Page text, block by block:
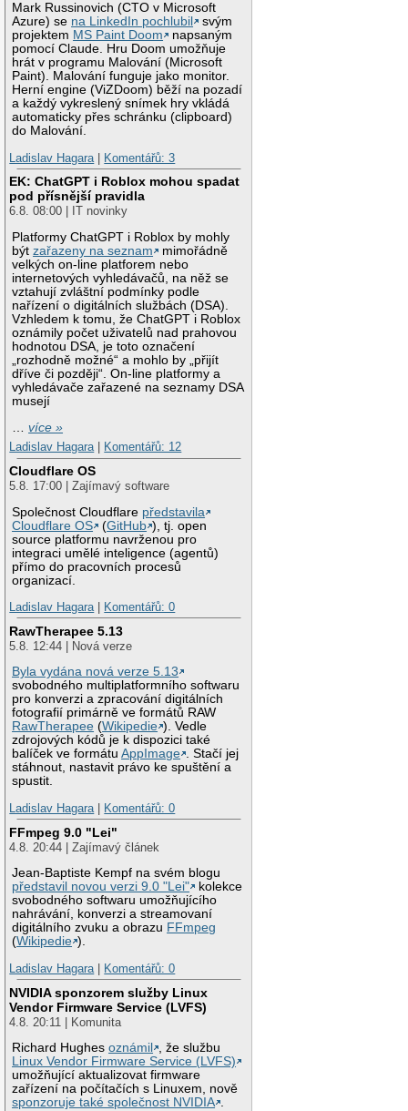
Mark Russinovich (CTO v Microsoft
Azure) se na LinkedIn pochlubil
svým
projektem MS Paint Doom
napsaným
pomocí Claude. Hru Doom umožňuje
hrát v programu Malování (Microsoft
Paint). Malování funguje jako monitor.
Herní engine (ViZDoom) běží na pozadí
a každý vykreslený snímek hry vkládá
automaticky přes schránku (clipboard)
do Malování.
Ladislav Hagara
Komentářů: 3
EK: ChatGPT i Roblox mohou spadat
pod přísnější pravidla
6.8. 08:00 | IT novinky
Platformy ChatGPT i Roblox by mohly
býtzařazeny na seznam
mimořádně
velkých on-line platforem nebo
internetových vyhledávačů, na něž se
vztahují zvláštní podmínky podle
nařízení o digitálních službách (DSA).
Vzhledem k tomu, že ChatGPT i Roblox
oznámily počet uživatelů nad prahovou
hodnotou DSA, je toto označení
„rozhodně možné“ a mohlo by „přijít
dříve či později“. On-line platformy a
vyhledávače zařazené na seznamy DSA
musejí
…více »
Ladislav Hagara| Komentářů: 12
Cloudflare OS
5.8. 17:00 | Zajímavý software
Společnost Cloudflare představila
Cloudflare OS
(GitHub ), tj. open
source platformu navrženou pro
integraci umělé inteligence (agentů)
přímo do pracovních procesů
organizací.
Ladislav Hagara| Komentářů: 0
RawTherapee 5.13
5.8. 12:44 | Nová verze
Byla vydána nová verze 5.13
svobodného multiplatformního softwaru
pro konverzi a zpracování digitálních
fotografií primárně ve formátů RAW
RawTherapee (Wikipedie ). Vedle
zdrojových kódů je k dispozici také
balíček ve formátuAppImage . Stačí jej
stáhnout, nastavit právo ke spuštění a
spustit.
Ladislav Hagara| Komentářů: 0
FFmpeg 9.0 "Lei"
4.8. 20:44 | Zajímavý článek
Jean-Baptiste Kempf na svém blogu
představil novou verzi 9.0 "Lei"
kolekce
svobodného softwaru umožňujícího
nahrávání, konverzi a streamovaní
digitálního zvuku a obrazu FFmpeg
(Wikipedie ).
Ladislav Hagara| Komentářů: 0
NVIDIA sponzorem služby Linux
Vendor Firmware Service (LVFS)
4.8. 20:11 | Komunita
Richard Hughesoznámil
, že službu
Linux Vendor Firmware Service (LVFS)
umožňující aktualizovat firmware
zařízení na počítačích s Linuxem, nově
sponzoruje také společnost NVIDIA .